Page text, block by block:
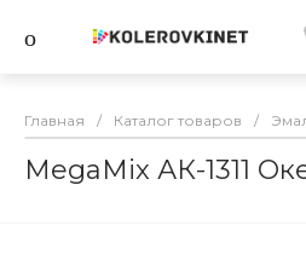
Главная / Каталог товаров /
MegaMix АК-1311